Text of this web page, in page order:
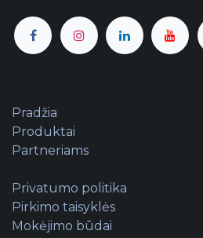
Pradžia
Produktai
Partneriams
Privatumo politika
Pirkimo taisyklės
Mokėjimo būdai